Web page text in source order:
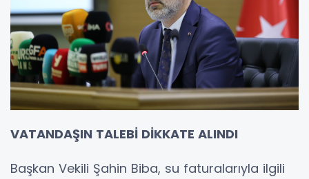
VATANDAŞIN TALEBİ DİKKATE ALINDI
Başkan Vekili Şahin Biba, su faturalarıyla ilgili